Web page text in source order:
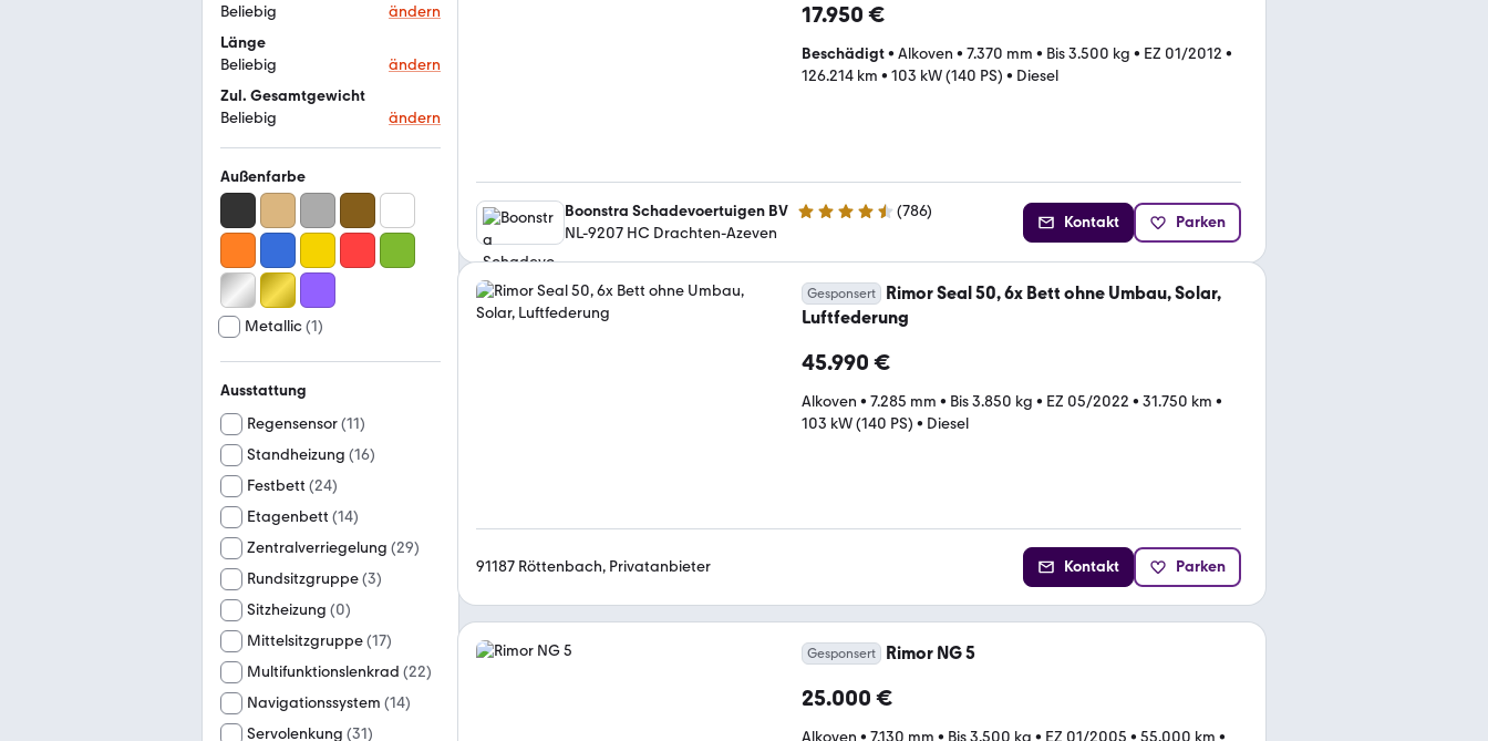
Beliebig
ändern
Länge
Beliebig
ändern
Zul. Gesamtgewicht
Beliebig
ändern
Außenfarbe
Metallic(1)
Ausstattung
Regensensor(11)
Standheizung (16)
Festbett (24)
Etagenbett (14)
Zentralverriegelung (29)
Rundsitzgruppe(3)
Sitzheizung (0)
Mittelsitzgruppe(17)
Multifunktionslenkrad (22)
Navigationssystem (14)
Servolenkung (31)
17.950 €
Beschädigt• Alkoven • 7.370 mm • Bis 3.500 kg • EZ 01/2012 •
126.214 km • 103 kW (140 PS) • Diesel
Boonstra Schadevoertuigen BV 4.4 Sterne (786)
NL-9207 HC Drachten-Azeven
Kontakt Parken
Gesponsert
Rimor Seal 50, 6x Bett ohne Umbau, Solar,
Luftfederung
45.990 €
Alkoven • 7.285 mm • Bis 3.850 kg • EZ 05/2022 • 31.750 km •
103 kW (140 PS) • Diesel
91187 Röttenbach, Privatanbieter Kontakt Parken
Gesponsert Rimor NG 5
25.000 €
Alkoven • 7.130 mm • Bis 3.500 kg • EZ 01/2005 • 55.000 km •